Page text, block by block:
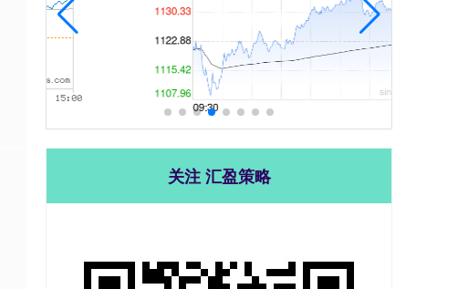
关注 汇盈策略